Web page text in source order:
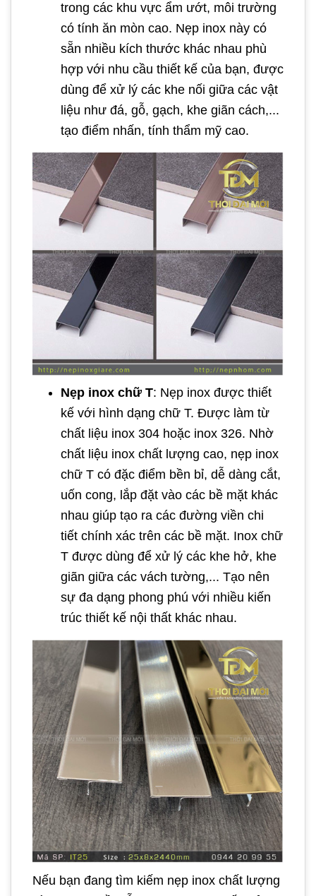
trong các khu vực ẩm ướt, môi trường
có tính ăn mòn cao. Nẹp inox này có
sẵn nhiều kích thước khác nhau phù
hợp với nhu cầu thiết kế của bạn, được
dùng để xử lý các khe nối giữa các vật
liệu như đá, gỗ, gạch, khe giãn cách,...
tạo điểm nhấn, tính thẩm mỹ cao.
Nẹp inox chữ T: Nẹp inox được thiết
kế với hình dạng chữ T. Được làm từ
chất liệu inox 304 hoặc inox 326. Nhờ
chất liệu inox chất lượng cao, nẹp inox
chữ T có đặc điểm bền bỉ, dễ dàng cắt,
uốn cong, lắp đặt vào các bề mặt khác
nhau giúp tạo ra các đường viền chi
tiết chính xác trên các bề mặt. Inox chữ
T được dùng để xử lý các khe hở, khe
giãn giữa các vách tường,... Tạo nên
sự đa dạng phong phú với nhiều kiến
trúc thiết kế nội thất khác nhau.
Nếu bạn đang tìm kiếm nẹp inox chất lượng